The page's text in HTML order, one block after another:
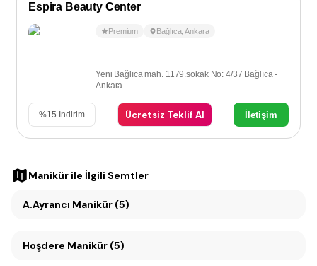
Espira Beauty Center
Premium Bağlıca,Ankara
Yeni Bağlıca mah. 1179.sokak No: 4/37 Bağlıca -
Ankara
%15 İndirim Ücretsiz Teklif Al İletişim
Manikür ile İlgili Semtler
A.Ayrancı Manikür (5)
Hoşdere Manikür (5)